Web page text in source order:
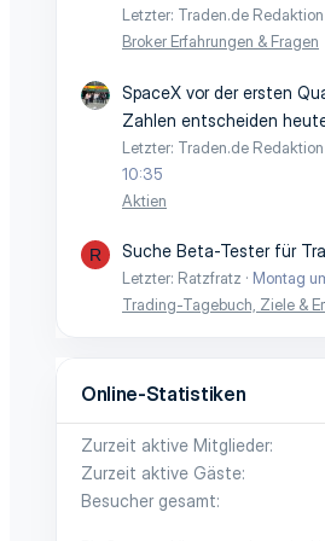
Letzter: Traden.de Redaktion
Broker Erfahrungen & Fragen
SpaceX vor der ersten
Zahlen entscheiden
Letzter: Traden.de Redaktion
10:35
Aktien
R Suche Beta-Tester für
Letzter: Ratzfratz
Montag
Trading-Tagebuch, Ziele &
Online-Statistiken
Zurzeit aktive Mitglieder
Zurzeit aktive Gäste
Besucher gesamt